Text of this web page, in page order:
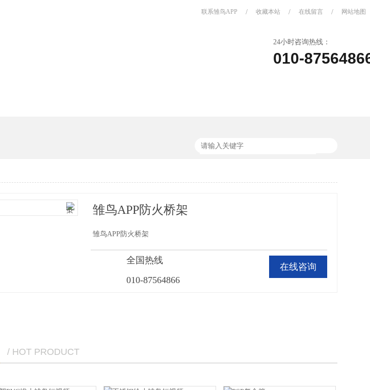
联系雏鸟APP / 收藏本站 / 在线留言 / 网站地图
24小时咨询热线：
010-
雏鸟APP防火桥架
雏鸟APP防火桥架
在线咨询
全国热线
010-87564866
/ HOT PRODUCT